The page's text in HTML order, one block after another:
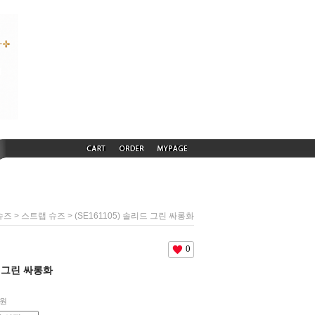
즈 > 스트랩 슈즈 > (SE161105) 솔리드 그린 싸롱화
0
린 싸롱화
원